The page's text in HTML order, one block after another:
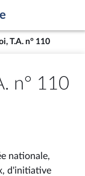
T.A. n° 110
n° 110
nationale,
d'initiative